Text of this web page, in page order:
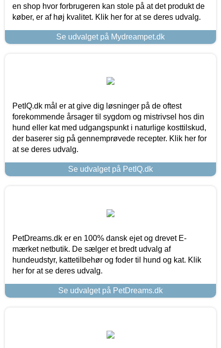
en shop hvor forbrugeren kan stole på at det produkt de
køber, er af høj kvalitet. Klik her for at se deres udvalg.
Se udvalget på Mydreampet.dk
PetIQ.dk mål er at give dig løsninger på de oftest
forekommende årsager til sygdom og mistrivsel hos din
hund eller kat med udgangspunkt i naturlige kosttilskud,
der baserer sig på gennemprøvede recepter. Klik her for
at se deres udvalg.
Se udvalget på PetIQ.dk
PetDreams.dk er en 100% dansk ejet og drevet E-
mærket netbutik. De sælger et bredt udvalg af
hundeudstyr, kattetilbehør og foder til hund og kat. Klik
her for at se deres udvalg.
Se udvalget på PetDreams.dk